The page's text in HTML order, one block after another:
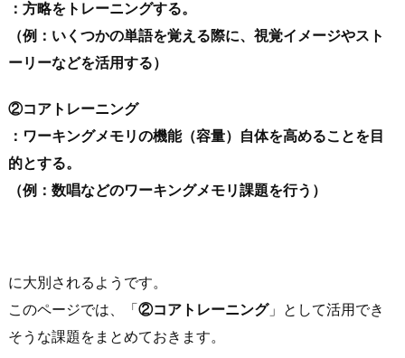
：方略をトレーニングする。
（例：いくつかの単語を覚える際に、視覚イメージやスト
ーリーなどを活用する）
②コアトレーニング
：ワーキングメモリの機能（容量）自体を高めることを目
的とする。
（例：数唱などのワーキングメモリ課題を行う）
に大別されるようです。
このページでは、「 ②コアトレーニング」として活用でき
そうな課題をまとめておきます。